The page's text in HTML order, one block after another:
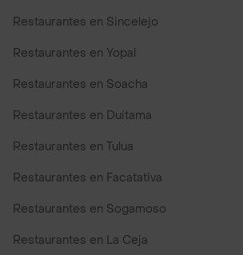
Restaurantes en Sincelejo
Restaurantes en Yopal
Restaurantes en Soacha
Restaurantes en Duitama
Restaurantes en Tulua
Restaurantes en Facatativa
Restaurantes en Sogamoso
Restaurantes en La Ceja